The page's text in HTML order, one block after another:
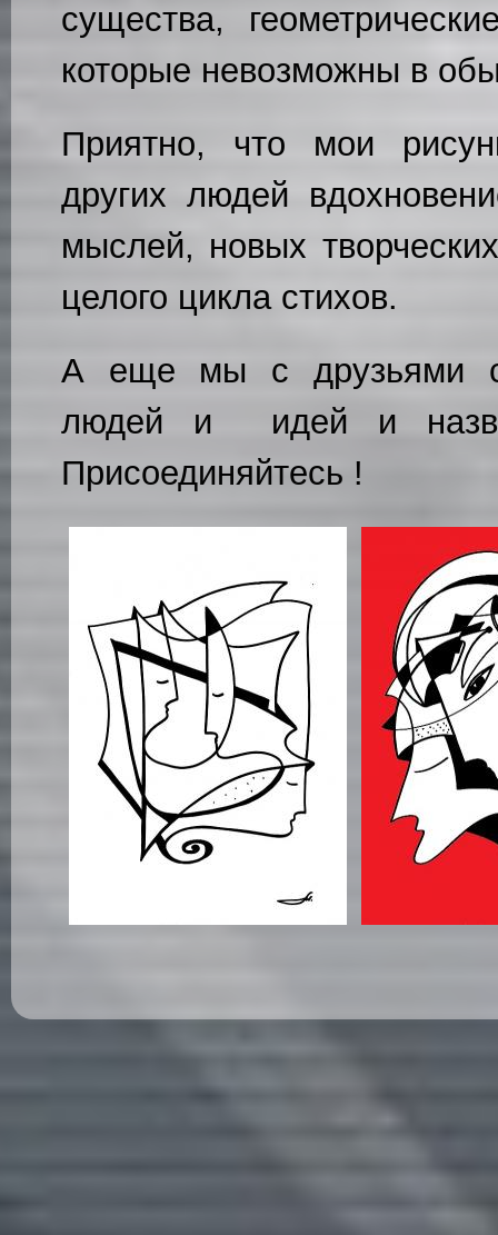
существа,
которые невозможны в
Приятно, что мои
других людей
мыслей, новых
целого цикла стихов.
А еще мы с друзьями
людей и идей и
Присоединяйтесь !